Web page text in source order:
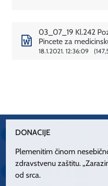
03_07_19 Kl.242
Pincete za
18.1.2021. 12:36:09
DONACIJE
Plemenitim činom
zdravstvenu zaštitu.
od srca.